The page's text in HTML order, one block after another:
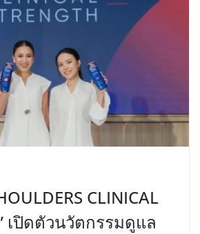
CLINICAL
เปิดตัวนวัตกรรมดูแล